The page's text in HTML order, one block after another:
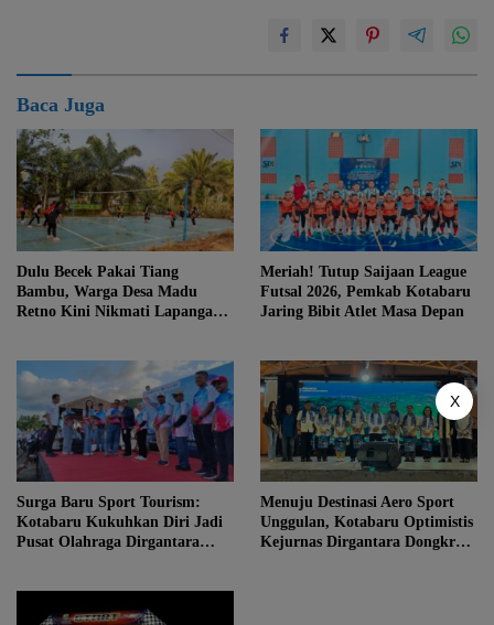
Baca Juga
Dulu Becek Pakai Tiang
Bambu, Warga Desa Madu
Retno Kini Nikmati Lapangan
Meriah! Tutup Saijaan League
Futsal 2026, Pemkab Kotabaru
Jaring Bibit Atlet Masa Depan
Surga Baru Sport Tourism:
Kotabaru Kukuhkan Diri Jadi
Pusat Olahraga Dirgantara
Menuju Destinasi Aero Sport
Unggulan, Kotabaru Optimistis
Kejurnas Dirgantara Dongkrak
X